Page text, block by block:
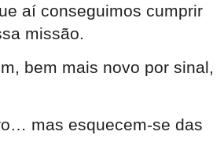
aí conseguimos cumprir
missão.
bem mais novo por sinal,
mas esquecem-se das